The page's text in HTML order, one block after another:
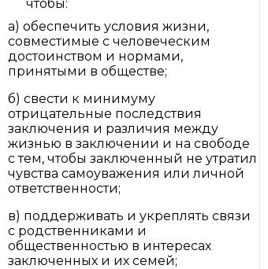
чтобы:
а) обеспечить условия жизни,
совместимые с человеческим
достоинством и нормами,
принятыми в обществе;
б) свести к минимуму
отрицательные последствия
заключения и различия между
жизнью в заключении и на свободе
с тем, чтобы заключенный не утратил
чувства самоуважения или личной
ответственности;
в) поддерживать и укреплять связи
с родственниками и
общественностью в интересах
заключенных и их семей;